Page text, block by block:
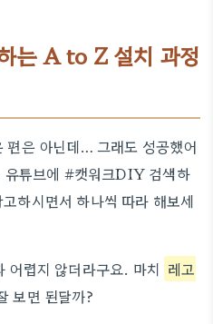
는 A to Z 설치 과정
편은 아닌데… 그래도 성공했어
유튜브에 #캣워크DIY 검색하
하시면서 하나씩 따라 해보세
어렵지 않더라구요. 마치 레고
보면 된달까?